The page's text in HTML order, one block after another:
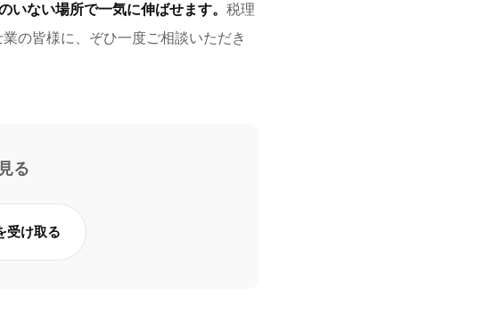
ない場所で一気に伸ばせます。 税理
の皆様に、ぞひ一度ご相談いただき
る
受け取る